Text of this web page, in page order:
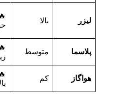
لیزر بالا
پلاسما متوسط
هواگاز کم